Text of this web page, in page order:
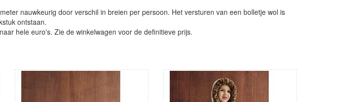
nauwkeurig door verschil in breien per persoon. Het versturen van een bolletje wol is
ontstaan.
hele euro's. Zie de winkelwagen voor de definitieve prijs.